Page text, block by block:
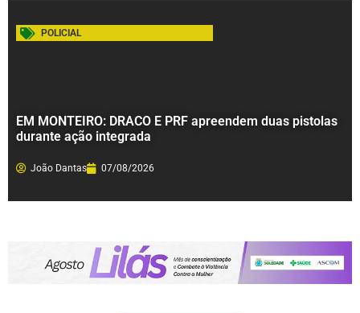
POLICIAL
EM MONTEIRO: DRACO E PRF apreendem duas pistolas
durante ação integrada
João Dantas 07/08/2026